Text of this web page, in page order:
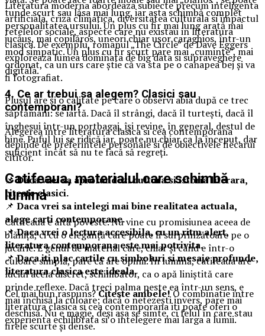
Literatura moderna abordeaza subiecte precum inteligenta
artificiala, criza climatica, diversitatea culturala si impactul
retelelor sociale, aspecte care nu existau in literatura
clasica. De exemplu, romanul „The Circle” de Dave Eggers
exploreaza lumea dominata de big data si supraveghere
digitala.
4. Ce ar trebui sa alegem? Clasici sau
contemporani?
Alegerea intre literatura clasica si cea contemporana
depinde de preferintele personale si de obiectivele fiecarui
cititor.
📌Daca vrei sa aprofundezi cultura si istoria literara,
citeste clasici.
📌 Daca vrei sa intelegi mai bine realitatea actuala,
alege carti contemporane.
📌Daca vrei o lectura accesibila, cu un ritm alert,
literatura contemporana este mai potrivita.
📌Daca iti plac cartile cu simboluri si mesaje profunde,
literatura clasica este ideala.
Cel mai bun raspuns?Citeste ambele!O combinatie intre
literatura clasica si cea contemporana iti poate oferi o
experienta echilibrata si o intelegere mai larga a lumii.
tunde scurt sau lăsa mai lung, iar asta schimbă complet
personalitatea ursului. Un plus cu fir mai lung arată mai
jucăuș, mai copilăros, uneori chiar ușor caraghios, într-un
mod simpatic. Un plus cu fir scurt pare mai „cuminte”, mai
ordonat, ca un urs care știe că va sta pe o canapea bej și va
fi fotografiat.
Plușul are și o calitate pe care o observi abia după ce trec
săptămâni: se iartă. Dacă îl strângi, dacă îl turtești, dacă îl
înghesui într-un portbagaj, își revine, în general, destul de
bine. Puful lui se ridică iar, poate nu chiar ca la început, dar
suficient încât să nu te facă să regreți.
Catifeaua, materialul care schimbă
lumina
Catifeaua e altă poveste. Nu vine cu promisiunea aceea de
blăniță, ci cu o eleganță care poate fi surprinzătoare pe o
jucărie. E genul de material care, chiar și când e într-o
culoare simplă, pare că are opinii. În lumină, catifeaua are
luciul acela discret, schimbător, ca o apă liniștită care
prinde reflexe. Dacă treci palma peste ea într-un sens, e
mai închisă la culoare; dacă o netezești invers, pare mai
deschisă. Nu e magie, deși așa se simte, ci felul în care stau
firele scurte și dense.